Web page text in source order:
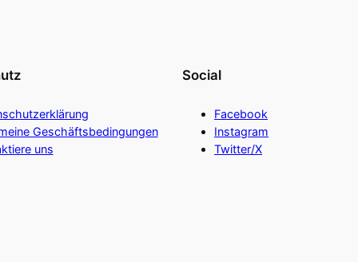
Geschäftsbedingungen
uns
Social
Facebook
Instagram
Twitter/X